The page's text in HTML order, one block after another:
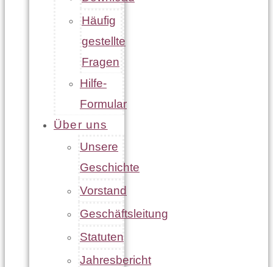
Häufig
gestellte
Fragen
Hilfe-
Formular
Über uns
Unsere
Geschichte
Vorstand
Geschäftsleitung
Statuten
Jahresbericht